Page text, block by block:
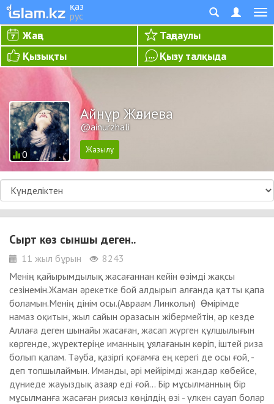
қаз
рус
Жаңа
Таңдаулы
Қызықты
Қызу талқыда
0
Айнұр Жәлиева
@ainurzhali
Сырт көз сыншы деген..
11 жыл бұрын
8243
Менің қайырымдылық жасағаннан кейін өзімді жақсы
сезінемін.Жаман әрекетке бой алдырып алғанда қатты қапа
боламын.Менің дінім осы.(Авраам Линкольн) Өмірімде
намаз оқитын, жыл сайын оразасын жібермейтін, әр кезде
Аллаға деген шынайы жасаған, жасап жүрген құлшылығын
көргенде, жүректеріңе иманның ұялағанын көріп, іштей риза
болып қалам. Тәуба, қазіргі қоғамға ең керегі де осы ғой, -
деп топшылаймын. Иманды, әрі мейірімді жандар көбейсе,
дүниеде жауыздық азаяр еді ғой... Бір мұсылманның бір
мұсылманға жасаған риясыз көңілдің өзі - үлкен сауап болар